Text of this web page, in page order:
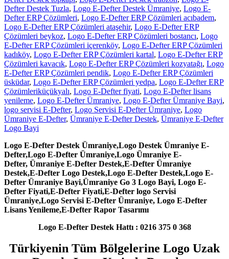
Defter Destek Tuzla, Logo E-Defter Destek Ümraniye, Logo E-
Defter ERP Çözümleri, Logo E-Defter ERP Çözümleri acıbadem,
Logo E-Defter ERP Çözümleri ataşehir, Logo E-Defter ERP
Çözümleri beykoz, Logo E-Defter ERP Çözümleri bostancı, Logo
E-Defter ERP Çözümleri içerenköy, Logo E-Defter ERP Çözümleri
kadıköy, Logo E-Defter ERP Çözümleri kartal, Logo E-Defter ERP
Çözümleri kavacık, Logo E-Defter ERP Çözümleri kozyatağı, Logo
E-Defter ERP Çözümleri pendik, Logo E-Defter ERP Çözümleri
üsküdar, Logo E-Defter ERP Çözümleri yedpa, Logo E-Defter ERP
Çözümleriküçükyalı, Logo E-Defter fiyati, Logo E-Defter lisans
yenileme, Logo E-Defter Ümraniye, Logo E-Defter Ümraniye Bayi,
logo servisi E-Defter, Logo Servisi E-Defter Ümraniye, Logo
Ümraniye E-Defter, Ümraniye E-Defter Destek, Ümraniye E-Defter
Logo Bayi
Logo E-Defter Destek Ümraniye,Logo Destek Ümraniye E-
Defter,Logo E-Defter Ümraniye,Logo Ümraniye E-
Defter, Ümraniye E-Defter Destek,E-Defter Ümraniye
Destek,E-Defter Logo Destek,Logo E-Defter Destek,Logo E-
Defter Ümraniye Bayi,Ümraniye Go 3 Logo Bayi, Logo E-
Defter Fiyati,E-Defter Fiyati,E-Defter logo Servisi
Ümraniye,Logo Servisi E-Defter Ümraniye, Logo E-Defter
Lisans Yenileme,E-Defter Rapor Tasarımı
Logo E-Defter Destek Hattı : 0216 375 0 368
Türkiyenin Tüm Bölgelerine Logo Uzak